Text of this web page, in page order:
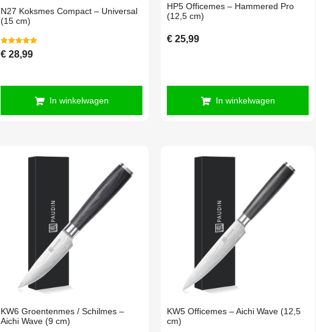
N27 Koksmes Compact – Universal
(15 cm)
Gewaardeerd
5.00
€ 28,99
In winkelwagen
HP5 Officemes – Hammered Pro
(12,5 cm)
€ 25,99
In winkelwagen
KW6 Groentenmes / Schilmes –
Aichi Wave (9 cm)
KW5 Officemes – Aichi Wave (12,5
cm)